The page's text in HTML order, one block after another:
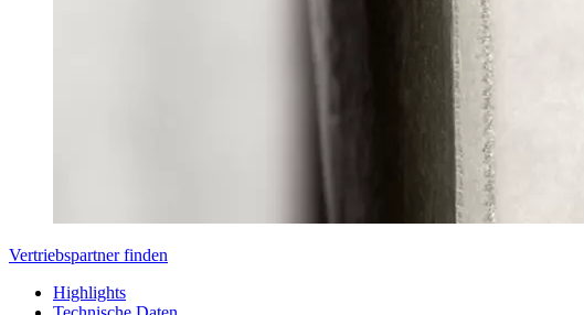
Vertriebspartner finden
Highlights